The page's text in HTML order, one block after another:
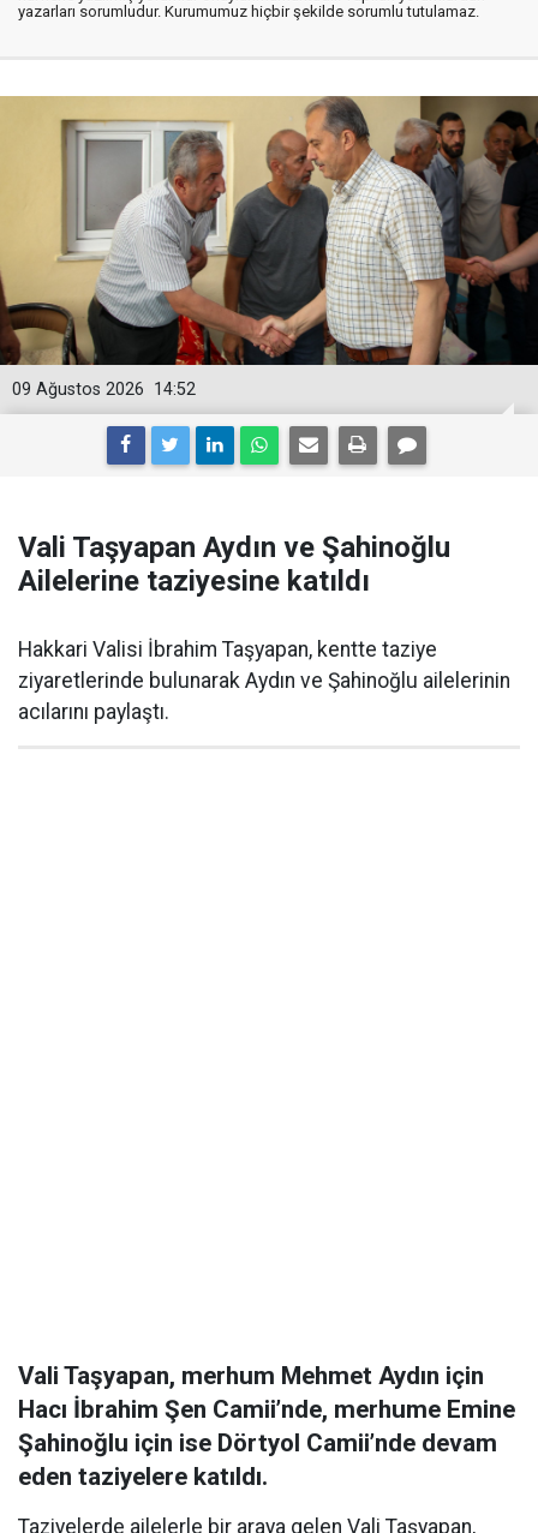
yazarları sorumludur. Kurumumuz hiçbir şekilde sorumlu tutulamaz.
14:52
09 Ağustos 2026
Vali Taşyapan Aydın ve Şahinoğlu
Ailelerine taziyesine katıldı
Hakkari Valisi İbrahim Taşyapan, kentte taziye
ziyaretlerinde bulunarak Aydın ve Şahinoğlu ailelerinin
acılarını paylaştı.
Vali Taşyapan, merhum Mehmet Aydın için
Hacı İbrahim Şen Camii’nde, merhume Emine
Şahinoğlu için ise Dörtyol Camii’nde devam
eden taziyelere katıldı.
Taziyelerde ailelerle bir araya gelen Vali Taşyapan,